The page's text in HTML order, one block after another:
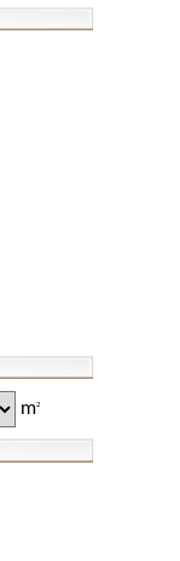
m2